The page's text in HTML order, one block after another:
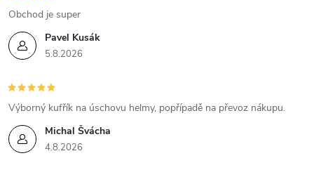
í
p
r
v
k
y
Pavel Kusák
5.8.2026
Obchod je super
Michal Švácha
4.8.2026
Výborný kufřík na úschovu helmy, popřípadě na převoz nákupu.